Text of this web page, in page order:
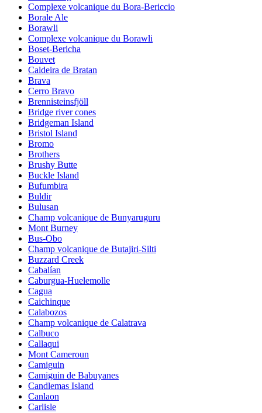
Complexe volcanique du Bora-Bericcio
Borale Ale
Borawli
Complexe volcanique du Borawli
Boset-Bericha
Bouvet
Caldeira de Bratan
Brava
Cerro Bravo
Brennisteinsfjöll
Bridge river cones
Bridgeman Island
Bristol Island
Bromo
Brothers
Brushy Butte
Buckle Island
Bufumbira
Buldir
Bulusan
Champ volcanique de Bunyaruguru
Mont Burney
Bus-Obo
Champ volcanique de Butajiri-Silti
Buzzard Creek
Cabalían
Caburgua-Huelemolle
Cagua
Caichinque
Calabozos
Champ volcanique de Calatrava
Calbuco
Callaqui
Mont Cameroun
Camiguin
Camiguin de Babuyanes
Candlemas Island
Canlaon
Carlisle